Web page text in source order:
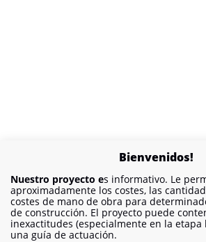
Bienvenidos!
Nuestro proyecto es informativo. Le
aproximadamente los costes, las
costes de mano de obra para
de construcción. El proyecto puede
inexactitudes (especialmente en la etapa
una guía de actuación.